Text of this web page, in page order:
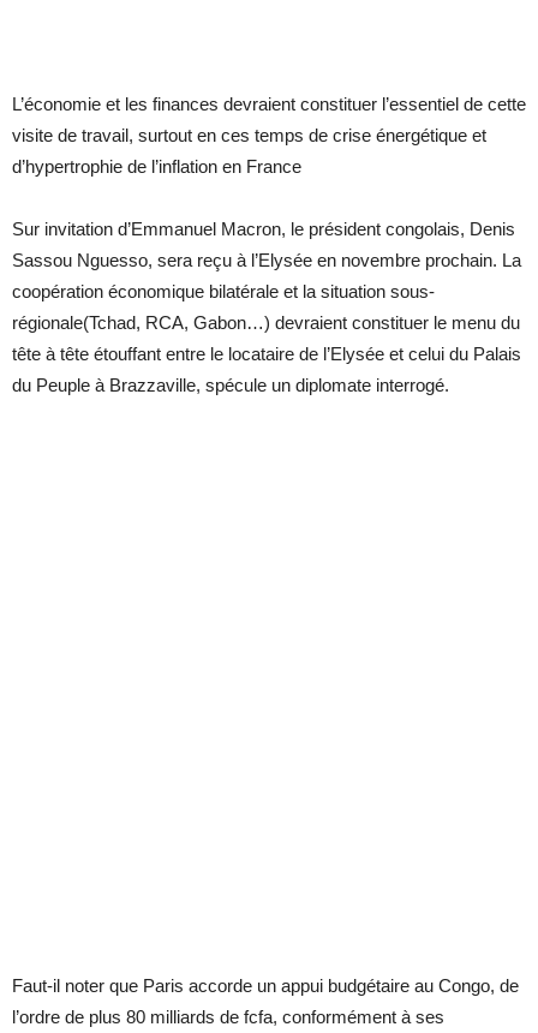
L’économie et les finances devraient constituer l’essentiel de cette
visite de travail, surtout en ces temps de crise énergétique et
d’hypertrophie de l’inflation en France
Sur invitation d’Emmanuel Macron, le président congolais, Denis
Sassou Nguesso, sera reçu à l’Elysée en novembre prochain. La
coopération économique bilatérale et la situation sous-
régionale(Tchad, RCA, Gabon…) devraient constituer le menu du
tête à tête étouffant entre le locataire de l’Elysée et celui du Palais
du Peuple à Brazzaville, spécule un diplomate interrogé.
Faut-il noter que Paris accorde un appui budgétaire au Congo, de
l’ordre de plus 80 milliards de fcfa, conformément à ses